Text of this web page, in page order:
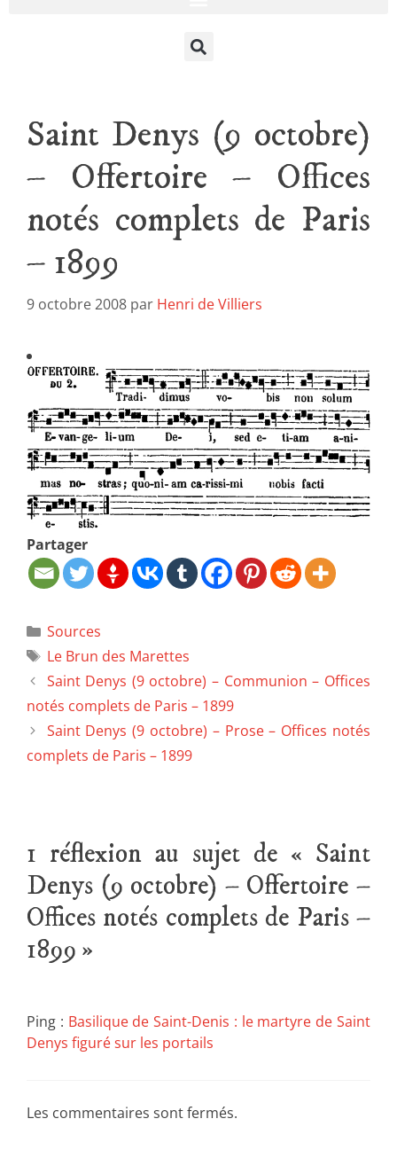
Saint Denys (9 octobre)
– Offertoire – Offices
notés complets de Paris
– 1899
9 octobre 2008 par Henri de Villiers
Partager
Sources
Le Brun des Marettes
Saint Denys (9 octobre) – Communion – Offices
notés complets de Paris – 1899
Saint Denys (9 octobre) – Prose – Offices notés
complets de Paris – 1899
1 réflexion au sujet de « Saint
Denys (9 octobre) – Offertoire –
Offices notés complets de Paris –
1899 »
Ping : Basilique de Saint-Denis : le martyre de Saint
Denys figuré sur les portails
Les commentaires sont fermés.